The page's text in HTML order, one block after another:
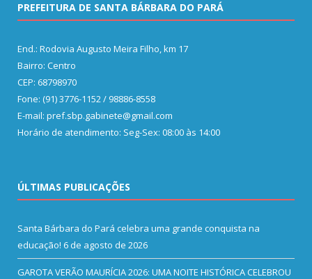
PREFEITURA DE SANTA BÁRBARA DO PARÁ
End.: Rodovia Augusto Meira Filho, km 17
Bairro: Centro
CEP: 68798970
Fone: (91) 3776-1152 / 98886-8558
E-mail: pref.sbp.gabinete@gmail.com
Horário de atendimento: Seg-Sex: 08:00 às 14:00
ÚLTIMAS PUBLICAÇÕES
Santa Bárbara do Pará celebra uma grande conquista na
educação! 6 de agosto de 2026
GAROTA VERÃO MAURÍCIA 2026: UMA NOITE HISTÓRICA CELEBROU